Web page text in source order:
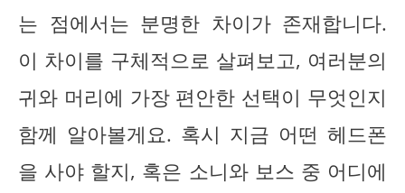
는 점에서는 분명한 차이가 존재합니다.
이 차이를 구체적으로 살펴보고, 여러분의
귀와 머리에 가장 편안한 선택이 무엇인지
함께 알아볼게요. 혹시 지금 어떤 헤드폰
을 사야 할지, 혹은 소니와 보스 중 어디에